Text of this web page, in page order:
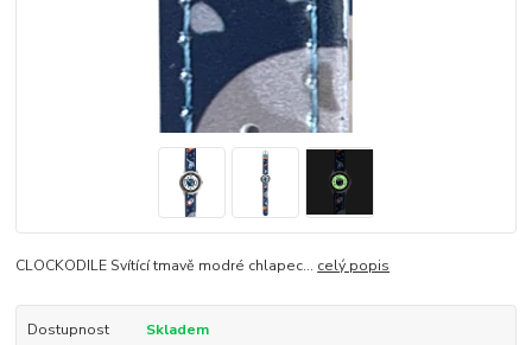
CLOCKODILE Svítící tmavě modré chlapec... celý popis
Dostupnost Skladem